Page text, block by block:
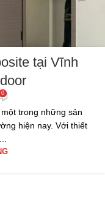
tại Vĩnh
0
trong những sản
hiện nay. Với thiết